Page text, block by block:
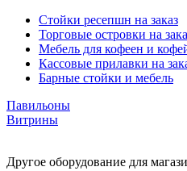
Стойки ресепшн на заказ
Торговые островки на
Мебель для кофеен и
Кассовые прилавки на
Барные стойки и мебель
Павильоны
Витрины
Другое оборудование для